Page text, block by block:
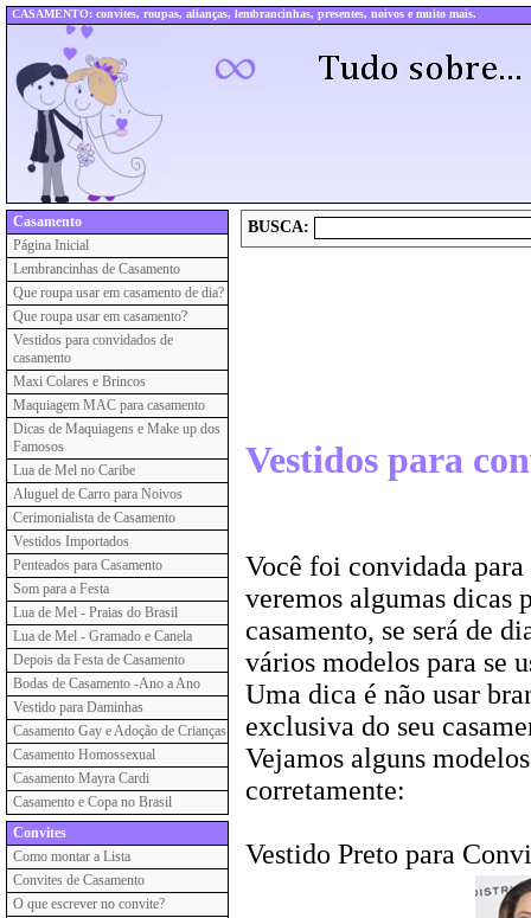
CASAMENTO: convites, roupas, alianças, lembrancinhas, presentes, noivos e muito mais.
Casamento
Página Inicial
Lembrancinhas de Casamento
Que roupa usar em casamento de dia?
Que roupa usar em casamento?
Vestidos para convidados de
casamento
Maxi Colares e Brincos
Maquiagem MAC para casamento
Dicas de Maquiagens e Make up dos
Famosos
Lua de Mel no Caribe
Aluguel de Carro para Noivos
Cerimonialista de Casamento
Vestidos Importados
Penteados para Casamento
Som para a Festa
Lua de Mel - Praias do Brasil
Lua de Mel - Gramado e Canela
Depois da Festa de Casamento
Bodas de Casamento -Ano a Ano
Vestido para Daminhas
Casamento Gay e Adoção de Crianças
Casamento Homossexual
Casamento Mayra Cardi
Casamento e Copa no Brasil
Convites
Como montar a Lista
Convites de Casamento
O que escrever no convite?
BUSCA:
Vestidos para
Você foi convidada
veremos algumas dicas
casamento, se será de
vários modelos para se
Uma dica é não usar
exclusiva do seu
Vejamos alguns
corretamente:
Vestido Preto para